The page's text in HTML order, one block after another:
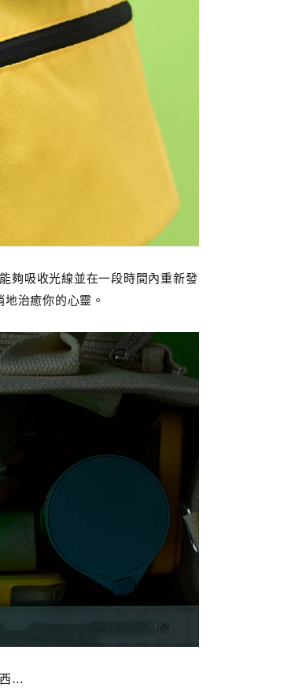
夠吸收光線並在一段時間內重新發
治癒你的心靈。
西…